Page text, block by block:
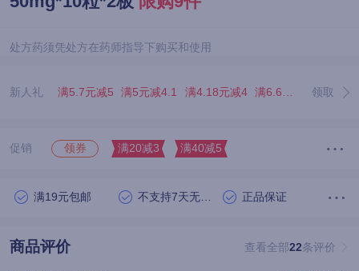
处方药须凭处方在药师指导下购买和使用
新人礼 领取
满5.7元减5 满5元减4.1 满4.18元减4 满6.67元减5.07 满
促销 领券 满20减3 满40减5
满19元包邮 不支持7天无理由退货 正品保证
商品评价 查看全部22条评价